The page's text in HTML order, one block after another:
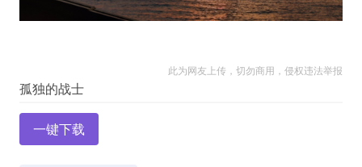
此为网友上传，切勿商用，侵权违法举报
一键下载